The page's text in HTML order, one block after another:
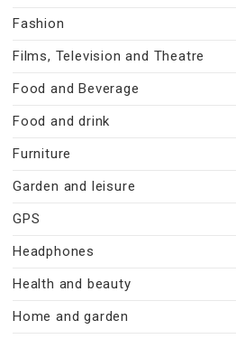
Fashion
Films, Television and Theatre
Food and Beverage
Food and drink
Furniture
Garden and leisure
GPS
Headphones
Health and beauty
Home and garden